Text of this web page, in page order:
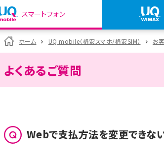
スマートフォン
my UQ WiMAX
UQ WiMAX ご契約の方
My UQ mobile
ホーム UQ mobile（格安スマホ/格安SIM） お
よくあるご質問
Webで支払方法を変更できな